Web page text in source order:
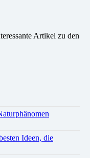
Artikel zu den
Ideen, die